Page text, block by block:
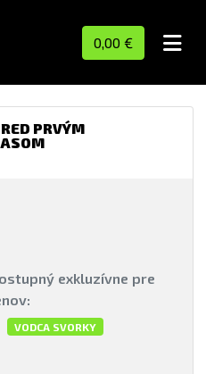
0,00 €
PRVÝM
exkluzívne pre
VODCA SVORKY